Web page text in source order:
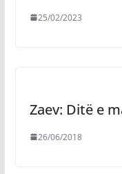
25/02/2023
Zaev: Ditë e
26/06/2018